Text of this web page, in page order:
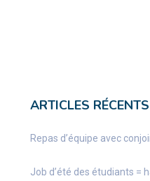
ARTICLES RÉCENTS
Repas d’équipe avec
Job d’été des étudiants =